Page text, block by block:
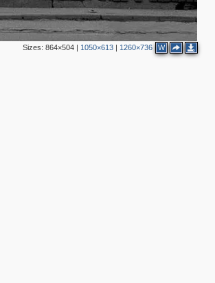
Sizes: 864×504| 1050×613| 1260×736 W
2